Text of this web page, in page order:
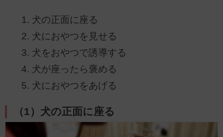
犬の正面に座る
犬におやつを見せる
犬をおやつで誘導する
犬が座ったら褒める
犬におやつをあげる
（1）犬の正面に座る